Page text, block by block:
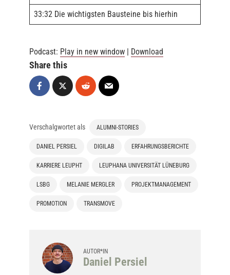
33:32 Die wichtigsten Bausteine bis hierhin
Podcast: Play in new window | Download
Share this
Verschalgwortet als ALUMNI-STORIES
DANIEL PERSIEL DIGILAB ERFAHRUNGSBERICHTE
KARRIERE LEUPHT LEUPHANA UNIVERSITÄT LÜNEBURG
LSBG MELANIE MERGLER PROJEKTMANAGEMENT
PROMOTION TRANSMOVE
AUTOR*IN
Daniel Persiel